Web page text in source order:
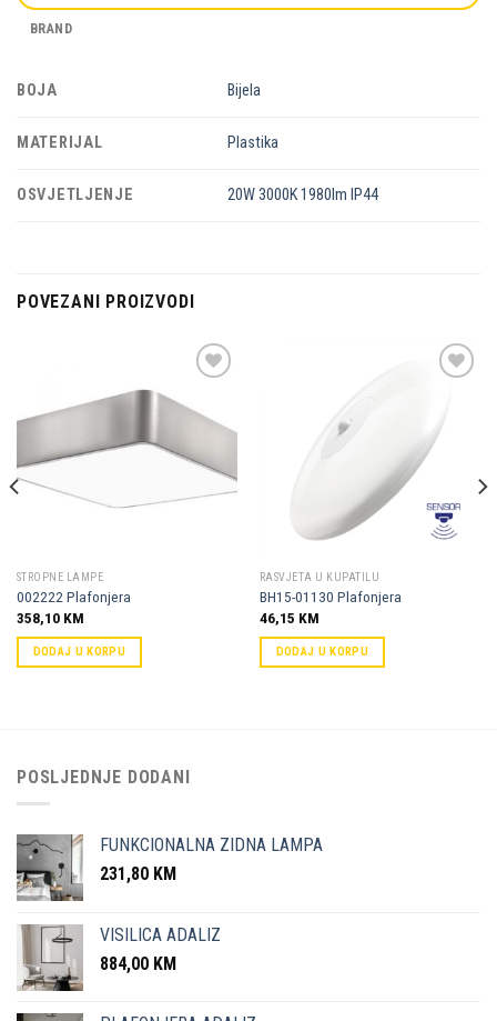
BRAND
BOJA Bijela
MATERIJAL Plastika
OSVJETLJENJE 20W 3000K 1980lm IP44
POVEZANI PROIZVODI
STROPNE LAMPE
002222 Plafonjera
358,10 KM
DODAJ U KORPU
Dodaj u
omiljene
RASVJETA U KUPATILU
BH15-01130 Plafonjera
46,15 KM
DODAJ U KORPU
POSLJEDNJE DODANI
FUNKCIONALNA ZIDNA LAMPA
231,80 KM
VISILICA ADALIZ
884,00 KM